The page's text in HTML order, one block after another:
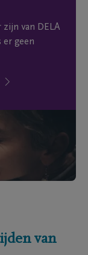
zijn van DELA
er geen
van